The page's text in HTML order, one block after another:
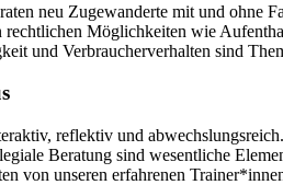
neu Zugewanderte mit und
rechtlichen Möglichkeiten wie
und Verbraucherverhalten sind
reflektiv und
Beratung sind wesentliche
von unseren erfahrenen